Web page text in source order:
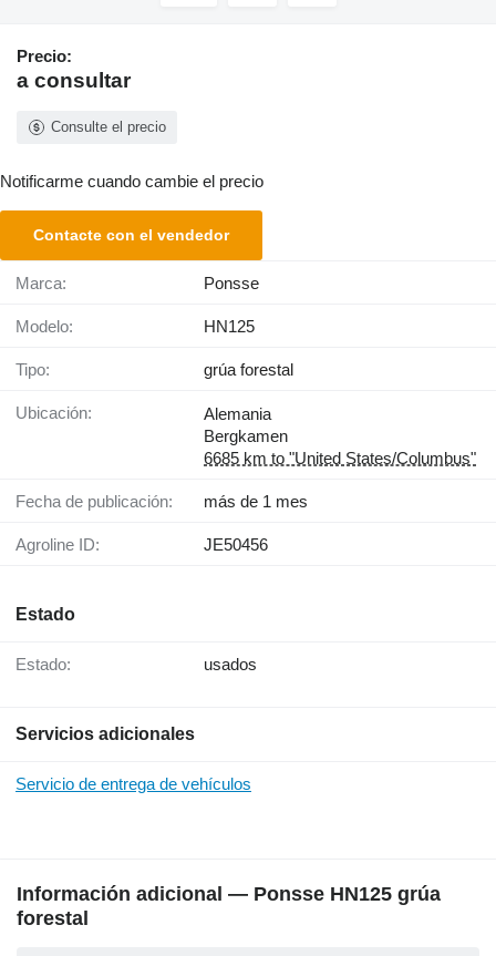
Precio:
a consultar
Consulte el precio
Notificarme cuando cambie el precio
Contacte con el vendedor
Marca: Ponsse
Modelo: HN125
Tipo: grúa forestal
Ubicación:
Alemania
Bergkamen
6685 km to "United States/Columbus"
Fecha de publicación: más de 1 mes
Agroline ID: JE50456
Estado
Estado: usados
Servicios adicionales
Servicio de entrega de vehículos
Información adicional — Ponsse HN125 grúa
forestal